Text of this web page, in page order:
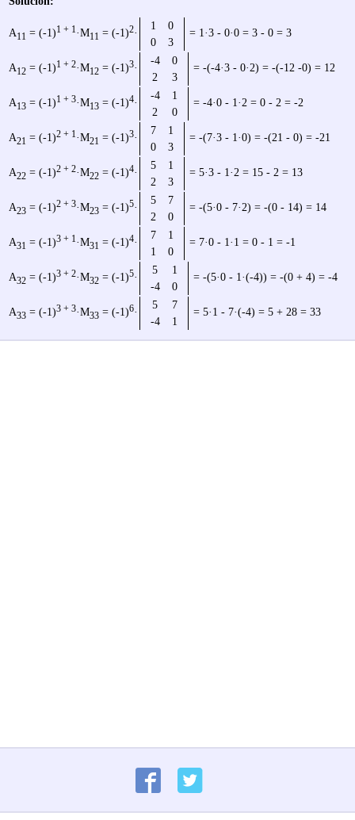
A11 = (-1)1 + 1·M11 = (-1)2·
1
0
0
3
= 1·3 - 0·0 = 3 - 0 = 3
A12= (-1)1 + 2·M12= (-1)3·
-4
0
2
3
= -(-4·3 - 0·2) = -(-12 -0) = 12
A13= (-1)1 + 3·M13= (-1)4·
-4
1
2
0
= -4·0 - 1·2 = 0 - 2 = -2
A21 = (-1)2 + 1·M21 = (-1)3·
7
1
0
3
= -(7·3 - 1·0) = -(21 - 0) = -21
A22= (-1)2 + 2·M22= (-1)4·
5
1
2
3
= 5·3 - 1·2 = 15 - 2 = 13
A23= (-1)2 + 3·M23= (-1)5·
5
7
2
0
= -(5·0 - 7·2) = -(0 - 14) = 14
A31 = (-1)3 + 1·M31 = (-1)4·
7
1
1
0
= 7·0 - 1·1 = 0 - 1 = -1
A32= (-1)3 + 2·M32= (-1)5·
5
1
-4
0
= -(5·0 - 1·(-4)) = -(0 + 4) = -4
A33= (-1)3 + 3·M33= (-1)6·
5
7
-4
1
= 5·1 - 7·(-4) = 5 + 28 = 33